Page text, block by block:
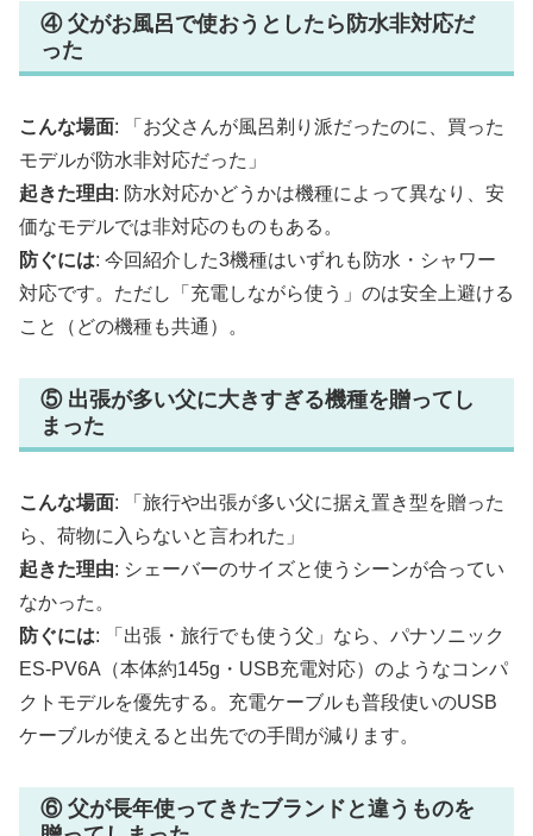
④ 父がお風呂で使おうとしたら防水非対応だ
った
こんな場面: 「お父さんが風呂剃り派だったのに、買った
モデルが防水非対応だった」
起きた理由: 防水対応かどうかは機種によって異なり、安
価なモデルでは非対応のものもある。
防ぐには: 今回紹介した3機種はいずれも防水・シャワー
対応です。ただし「充電しながら使う」のは安全上避ける
こと（どの機種も共通）。
⑤ 出張が多い父に大きすぎる機種を贈ってし
まった
こんな場面: 「旅行や出張が多い父に据え置き型を贈った
ら、荷物に入らないと言われた」
起きた理由: シェーバーのサイズと使うシーンが合ってい
なかった。
防ぐには: 「出張・旅行でも使う父」なら、パナソニック
ES-PV6A（本体約145g・USB充電対応）のようなコンパ
クトモデルを優先する。充電ケーブルも普段使いのUSB
ケーブルが使えると出先での手間が減ります。
⑥ 父が長年使ってきたブランドと違うものを